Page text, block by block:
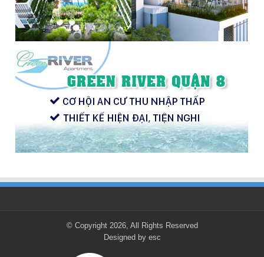
© Copyright 2026, All Rights Reserved
Designed by esc